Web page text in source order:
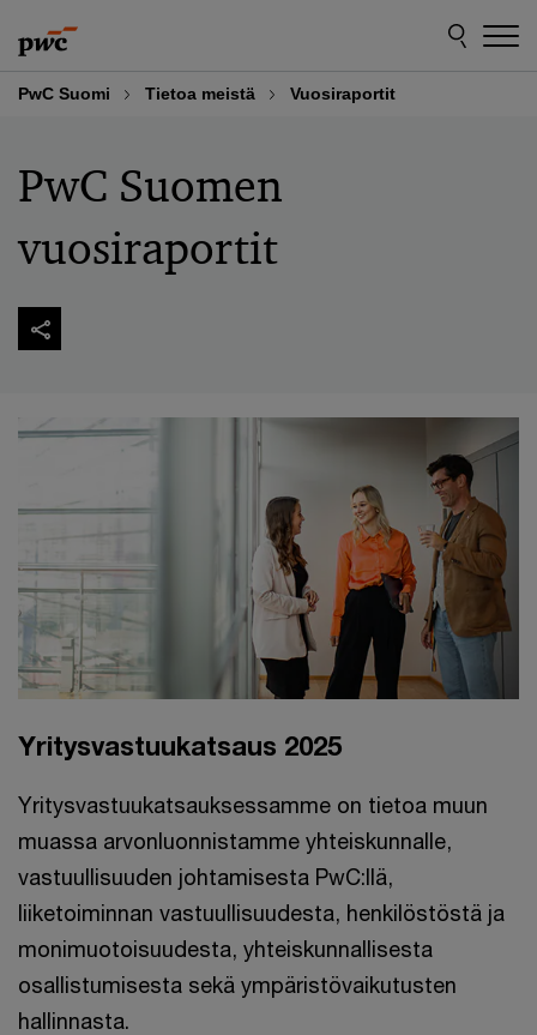
to
content
to
footer
PwC Suomi Tietoa meistä Vuosiraportit
PwC Suomen
vuosiraportit
Yritysvastuukatsaus 2025
Yritysvastuukatsauksessamme on tietoa muun
muassa arvonluonnistamme yhteiskunnalle,
vastuullisuuden johtamisesta PwC:llä,
liiketoiminnan vastuullisuudesta, henkilöstöstä ja
monimuotoisuudesta, yhteiskunnallisesta
osallistumisesta sekä ympäristövaikutusten
hallinnasta.